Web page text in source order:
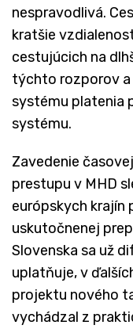
nespravodlivá.
kratšie
cestujúcich na
týchto rozporov a
systému platenia
systému.
Zavedenie
prestupu v MHD
európskych krajín
uskutočnenej
Slovenska sa už
uplatňuje, v
projektu nového
vychádzal z